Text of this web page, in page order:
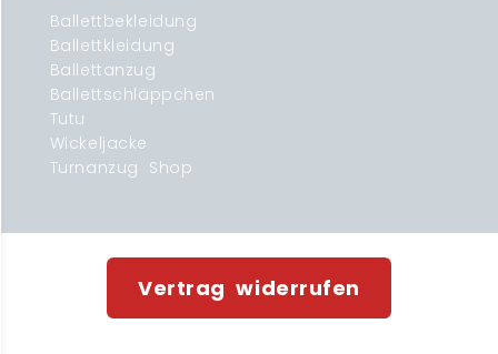
Ballettbekleidung
Ballettkleidung
Ballettanzug
Ballettschläppchen
Tutu
Wickeljacke
Turnanzug Shop
Vertrag widerrufen